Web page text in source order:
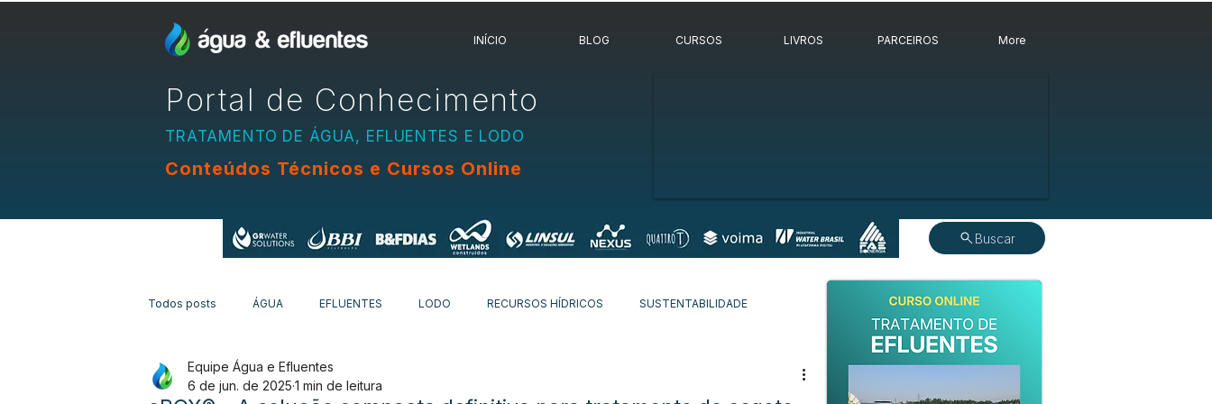
INÍCIO BLOG CURSOS LIVROS PARCEIROS More
Portal de Conhecimento
TRATAMENTO DE ÁGUA, EFLUENTES E LODO
Conteúdos Técnicos e Cursos Online
Buscar
Todos posts ÁGUA EFLUENTES LODO RECURSOS HÍDRICOS SUSTENTABILIDADE
EQUIPAMENTOS CURSOS
Equipe Água e Efluentes
6 de jun. de 2025 1 min de leitura